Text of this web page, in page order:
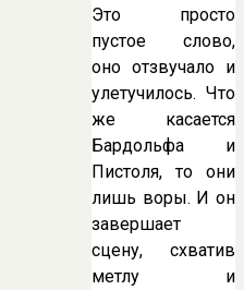
Это просто
пустое слово,
оно отзвучало и
улетучилось. Что
же касается
Бардольфа и
Пистоля, то они
лишь воры. И он
завершает
сцену, схватив
метлу и